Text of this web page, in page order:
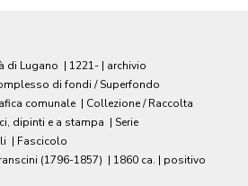
di Lugano | 1221- | archivio
di fondi / Superfondo
comunale | Collezione / Raccolta
dipinti e a stampa | Serie
| Fascicolo
(1796-1857) | 1860 ca. | positivo